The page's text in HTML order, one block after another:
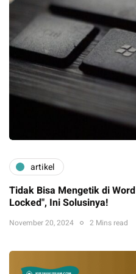
artikel
Tidak Bisa Mengetik di
Locked", Ini Solusinya!
November 20, 2024 2 Mins read